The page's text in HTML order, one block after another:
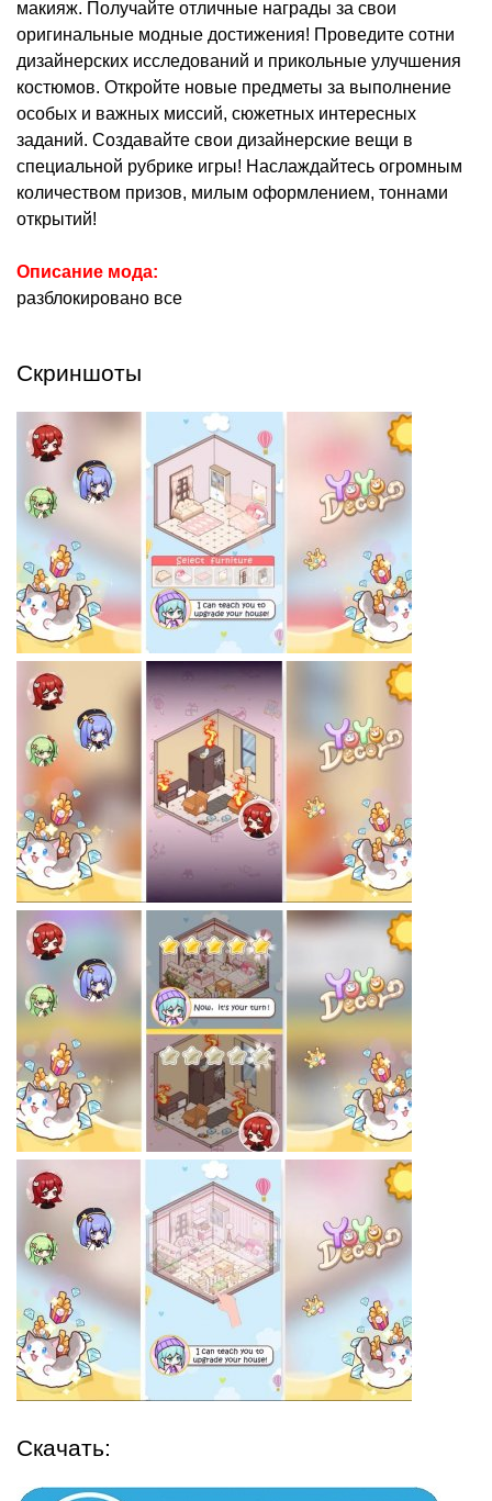
макияж. Получайте отличные награды за свои
оригинальные модные достижения! Проведите сотни
дизайнерских исследований и прикольные улучшения
костюмов. Откройте новые предметы за выполнение
особых и важных миссий, сюжетных интересных
заданий. Создавайте свои дизайнерские вещи в
специальной рубрике игры! Наслаждайтесь огромным
количеством призов, милым оформлением, тоннами
открытий!
Описание мода:
разблокировано все
Скриншоты
Скачать: